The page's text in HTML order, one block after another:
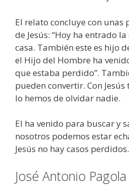
El relato concluye con
de Jesús: “Hoy ha entrado
casa. También este es hijo
el Hijo del Hombre ha
que estaba perdido”.
pueden convertir. Con
lo hemos de olvidar nadie.
El ha venido para buscar y
nosotros podemos estar
Jesús no hay casos perdidos.
José Antonio Pagola